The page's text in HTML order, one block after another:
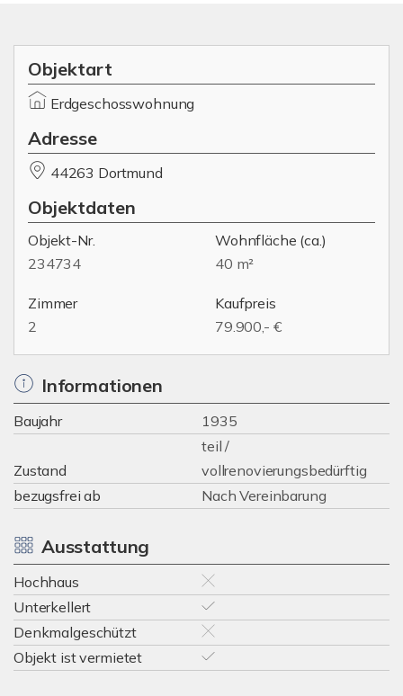
Objektart
Erdgeschosswohnung
Adresse
44263 Dortmund
Objektdaten
Objekt-Nr.
234734
Wohnfläche (ca.)
40 m²
Zimmer
2
Kaufpreis
79.900,- €
Informationen
Baujahr 1935
Zustand
teil /
vollrenovierungsbedürftig
bezugsfrei ab
Nach Vereinbarung
Ausstattung
Hochhaus
Unterkellert
Denkmalgeschützt
Objekt ist vermietet